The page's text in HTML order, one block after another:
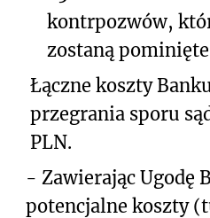
kontrpozwów,
zostaną
Łączne koszty
przegrania sporu
PLN.
- Zawierając Ugodę
potencjalne koszty